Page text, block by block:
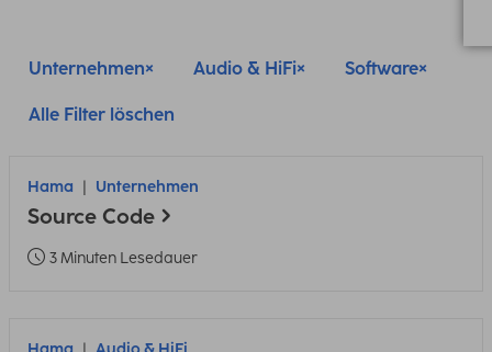
Unternehmen Audio & HiFi Software
Alle Filter löschen
Hama Unternehmen
Source Code
3 Minuten Lesedauer